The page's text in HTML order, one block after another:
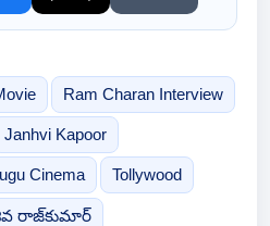
Ram Charan Interview
Janhvi Kapoor
Cinema Tollywood
రాజ్‌కుమార్